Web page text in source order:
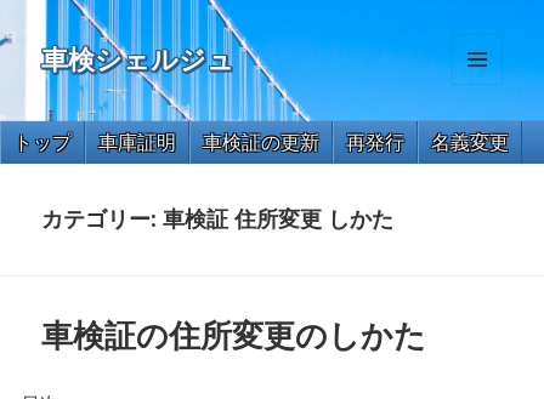
車検シェルジュ
ーとウ
ィジェ
ット
トップ 車庫証明 車検証の更新 再発行
名義変更
カテゴリー:車検証 住所変更 しかた
車検証の住所変更のしかた